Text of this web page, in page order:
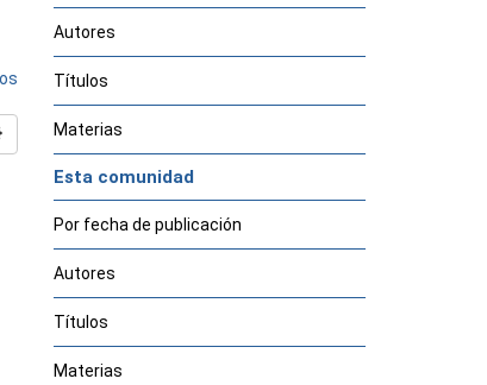
Autores
Títulos
Materias
Esta comunidad
Por fecha de publicación
Autores
Títulos
Materias